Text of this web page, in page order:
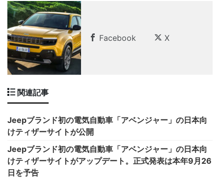
Facebook X
関連記事
Jeepブランド初の電気自動車「アベンジャー」の日本向
けティザーサイトが公開
Jeepブランド初の電気自動車「アベンジャー」の日本向
けティザーサイトがアップデート。正式発表は本年9月26
日を予告